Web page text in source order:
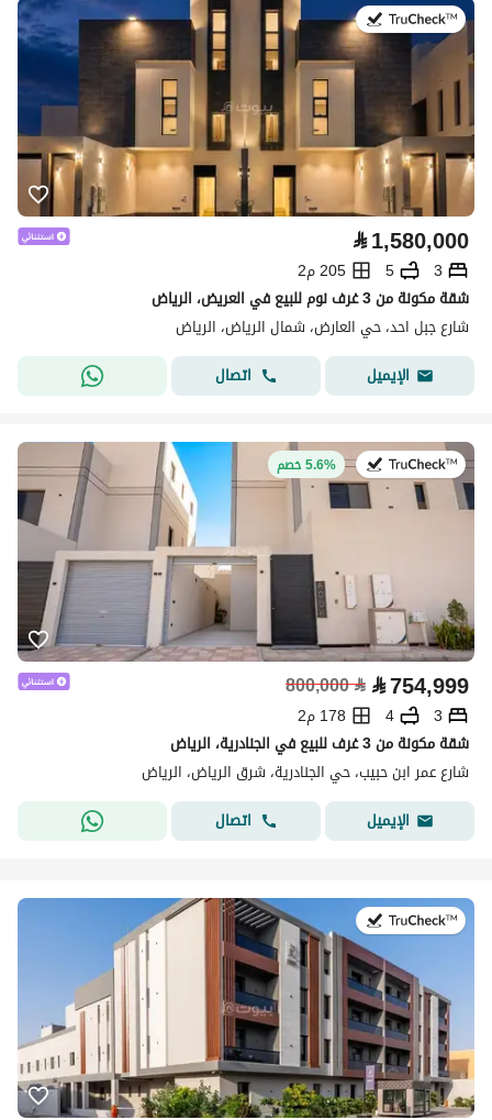
في:4 أغسطس 2026
⃁1,580,000
3
5
205 م2
شقة مكونة من 3 غرف نوم للبيع في العريض، الرياض
شارع جبل احد، حي العارض، شمال الرياض، الرياض
الإيميل
اتصال
في:4 أغسطس 20265.6% خصم
⃁754,999
⃁
800,000
3
4
178 م2
شقة مكونة من 3 غرف للبيع في الجنادرية، الرياض
شارع عمر ابن حبيب، حي الجنادرية، شرق الرياض، الرياض
الإيميل
اتصال